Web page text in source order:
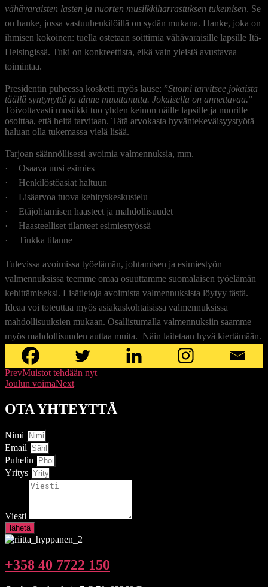
vähävaraisten lasten ja nuorten musiikkiharrastuksen tukemisen. Se
on hanke, jossa vastuuhenkilöillä on sydän mukana. Hanke, joka on
ihmisen kokoinen: tuella ostetaan soittimia vähävaraisille lapsille Itä-
Helsingissä. Tuki on konkreettista, eikä vain yleistä avustavaa
toimintaa.
Presidentin puheessa kosketti myös lause: ”Suomi tarvitsee jokaista
täällä syntynyttä ja tänne muuttanutta. Jokaisella on annettavaa.”
Toivottavasti musiikki tuo yhden keinon näille lapsille ja nuorille
osoittaa, että heitä tarvitaan. Tätä arvokasta hyväntekeväisyystyötä
haluan olla tukemassa vielä lisää.
Tarjoan säännöllisesti avoimia valmennuksia, mm.
·
Osaava uusi esimies
·
Henkilöstöasiat haltuun
·
Lisäarvoa tuova kehityskeskustelu
·
Etäjohtamisen haasteet ja mahdollisuudet
·
Haasteelliset tilanteet esimiestyössä
·
Tiukka tilanne
Tulevissa avoimissa työelämän, johtamisen ja esimiestyön
valmennuksissa teemme omaa osuuttamme suomalaisen työelämän
kehittämiseksi. Lisätietoja avoimista valmennuksista löytyy tästä.
Ideaa voi toteuttaa myös asiakaskohtaisissa valmennuksissa
mahdollisuuksien mukaan. Osallistumalla valmennuksiin saamme
myös mahdollisuuden auttaa muita. Näin laitetaan hyvä kiertämään.
PrevMuistot tehdään nyt
Joulun voimaNext
OTA YHTEYTTÄ
Nimi
Email
Puhelin
Yritys
Viesti
lähetä
+358 40 7722 150